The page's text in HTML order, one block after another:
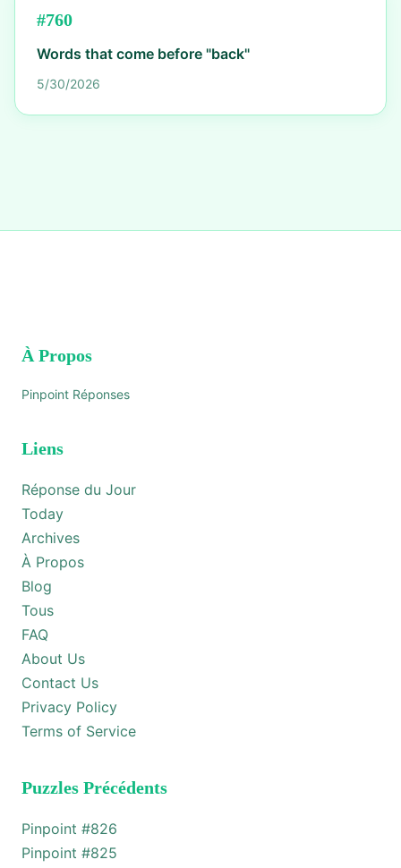
#760
Words that come before "back"
5/30/2026
À Propos
Pinpoint Réponses
Liens
Réponse du Jour
Today
Archives
À Propos
Blog
Tous
FAQ
About Us
Contact Us
Privacy Policy
Terms of Service
Puzzles Précédents
Pinpoint #826
Pinpoint #825